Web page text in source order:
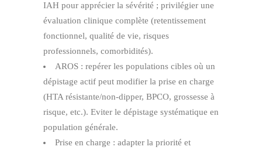
IAH pour apprécier la sévérité ; privilégier une
évaluation clinique complète (retentissement
fonctionnel, qualité de vie, risques
professionnels, comorbidités).
AROS : repérer les populations cibles où un
dépistage actif peut modifier la prise en charge
(HTA résistante/non‑dipper, BPCO, grossesse à
risque, etc.). Eviter le dépistage systématique en
population générale.
Prise en charge : adapter la priorité et